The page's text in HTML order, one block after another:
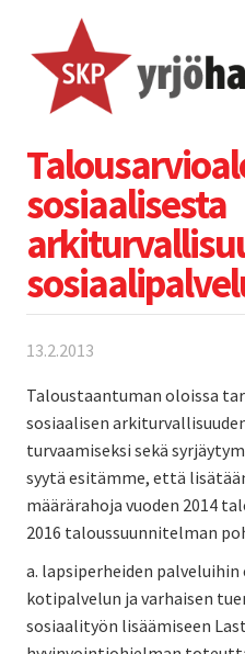
sosiaalisesta
13.2.2013
Taloustaantuman oloissa
sosiaalisen
turvaamiseksi sekä
syytä esitämme, että
määrärahoja vuoden 2014
2016 taloussuunnitelman
a. lapsiperheiden palveluihin
kotipalvelun ja varhaisen
sosiaalityön lisäämiseen